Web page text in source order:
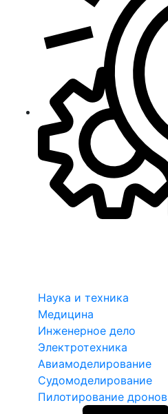
Наука и техника
Медицина
Инженерное дело
Электротехника
Авиамоделирование
Судомоделирование
Пилотирование дронов